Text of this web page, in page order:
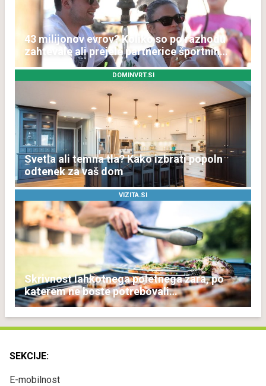
43 milijonov evrov? Koliko so po razhodu
zahtevale ali prejele partnerice športnih
zvezdnikov
DOMINVRT.SI
Svetla ali temna tla? Kako izbrati popoln
odtenek za vaš dom
VIZITA.SI
Skrivnost lahkotnega poletnega žara, po
katerem ne boste potrebovali
popoldanskega spanca
SEKCIJE:
E-mobilnost